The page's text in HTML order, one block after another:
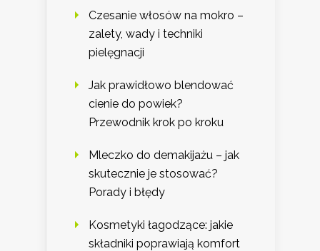
Czesanie włosów na mokro –
zalety, wady i techniki
pielęgnacji
Jak prawidłowo blendować
cienie do powiek?
Przewodnik krok po kroku
Mleczko do demakijażu – jak
skutecznie je stosować?
Porady i błędy
Kosmetyki łagodzące: jakie
składniki poprawiają komfort